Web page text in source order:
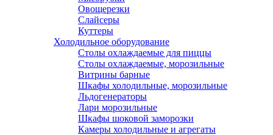
Овощерезки
Слайсеры
Куттеры
Холодильное оборудование
Столы охлаждаемые для пиццы
Столы охлаждаемые, морозильные
Витрины барные
Шкафы холодильные, морозильные
Льдогенераторы
Лари морозильные
Шкафы шоковой заморозки
Камеры холодильные и агрегаты